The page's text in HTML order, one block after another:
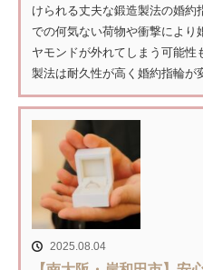
けられる丈夫な鍛造製法の婚
での何気ない荷物や衝撃により
ヤモンドが外れてしまう可能
製法は耐久性が高く婚約指輪が
2025.08.04